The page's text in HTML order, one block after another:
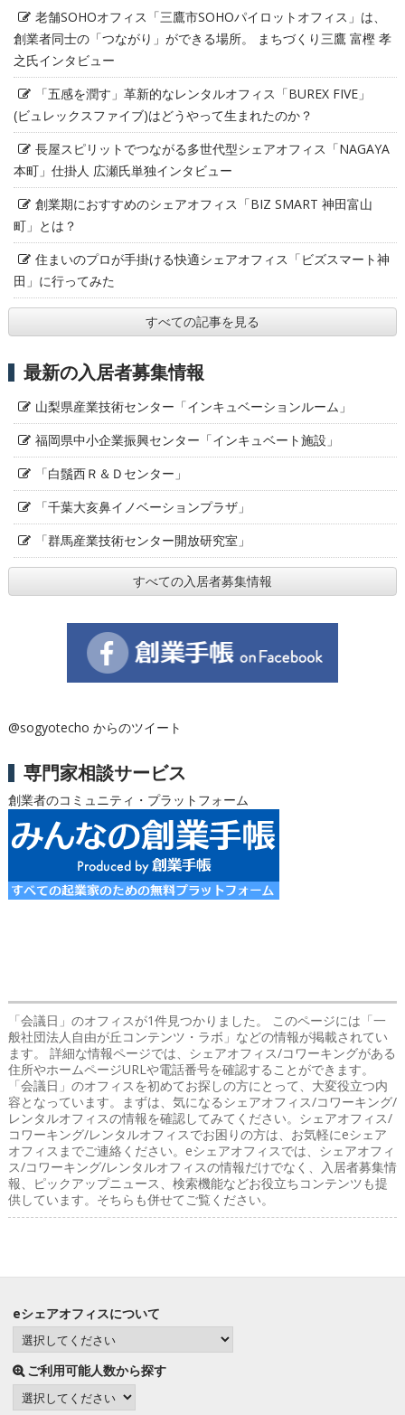
老舗SOHOオフィス「三鷹市SOHOパイロットオフィス」は、
創業者同士の「つながり」ができる場所。 まちづくり三鷹 富樫 孝
之氏インタビュー
「五感を潤す」革新的なレンタルオフィス「BUREX FIVE」
(ビュレックスファイブ)はどうやって生まれたのか？
長屋スピリットでつながる多世代型シェアオフィス「NAGAYA
本町」仕掛人 広瀬氏単独インタビュー
創業期におすすめのシェアオフィス「BIZ SMART 神田富山
町」とは？
住まいのプロが手掛ける快適シェアオフィス「ビズスマート神
田」に行ってみた
すべての記事を見る
最新の入居者募集情報
山梨県産業技術センター「インキュベーションルーム」
福岡県中小企業振興センター「インキュベート施設」
「白鬚西Ｒ＆Ｄセンター」
「千葉大亥鼻イノベーションプラザ」
「群馬産業技術センター開放研究室」
すべての入居者募集情報
@sogyotecho からのツイート
専門家相談サービス
創業者のコミュニティ・プラットフォーム
「会議日」のオフィスが1件見つかりました。 このページには「一
般社団法人自由が丘コンテンツ・ラボ」などの情報が掲載されてい
ます。 詳細な情報ページでは、シェアオフィス/コワーキングがある
住所やホームページURLや電話番号を確認することができます。
「会議日」のオフィスを初めてお探しの方にとって、大変役立つ内
容となっています。まずは、気になるシェアオフィス/コワーキング/
レンタルオフィスの情報を確認してみてください。シェアオフィス/
コワーキング/レンタルオフィスでお困りの方は、お気軽にeシェア
オフィスまでご連絡ください。eシェアオフィスでは、シェアオフィ
ス/コワーキング/レンタルオフィスの情報だけでなく、入居者募集情
報、ピックアップニュース、検索機能などお役立ちコンテンツも提
供しています。そちらも併せてご覧ください。
eシェアオフィスについて
ご利用可能人数から探す